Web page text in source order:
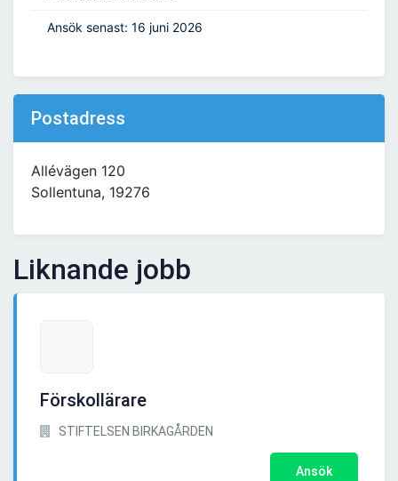
Ansök senast: 16 juni 2026
Postadress
Allévägen 120
Sollentuna, 19276
Liknande jobb
Förskollärare
STIFTELSEN BIRKAGÅRDEN
Ansök